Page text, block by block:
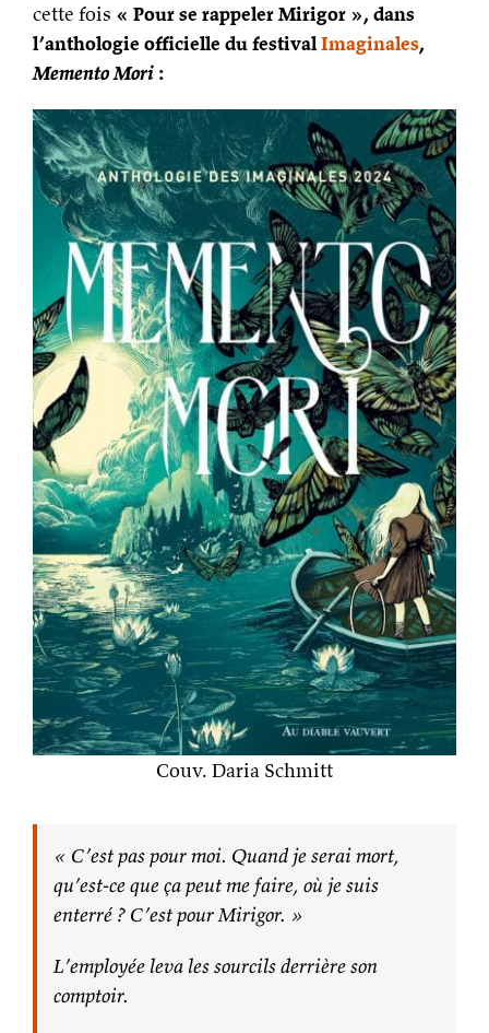
cette fois « Pour se rappeler Mirigor », dans
l’anthologie officielle du festivalImaginales,
Memento Mori :
Couv. Daria Schmitt
« C’est pas pour moi. Quand je serai mort,
qu’est-ce que ça peut me faire, où je suis
enterré ? C’est pour Mirigor. »
L’employée leva les sourcils derrière son
comptoir.